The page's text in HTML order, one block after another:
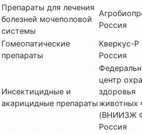
Препараты для лечения
болезней мочеполовой
системы
Россия
Гомеопатические
препараты
Кверкус-
Россия
Инсектицидные и
акарицидные препараты
центр
здоровья
животных
(ВНИИЗЖ
Россия